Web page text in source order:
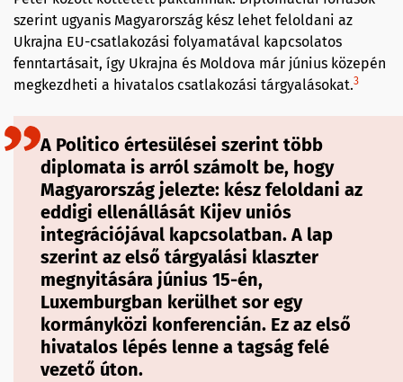
szerint ugyanis Magyarország kész lehet feloldani az
Ukrajna EU-csatlakozási folyamatával kapcsolatos
fenntartásait, így Ukrajna és Moldova már június közepén
megkezdheti a hivatalos csatlakozási tárgyalásokat.3
A Politico értesülései szerint több
diplomata is arról számolt be, hogy
Magyarország jelezte: kész feloldani az
eddigi ellenállását Kijev uniós
integrációjával kapcsolatban. A lap
szerint az első tárgyalási klaszter
megnyitására június 15-én,
Luxemburgban kerülhet sor egy
kormányközi konferencián. Ez az első
hivatalos lépés lenne a tagság felé
vezető úton.